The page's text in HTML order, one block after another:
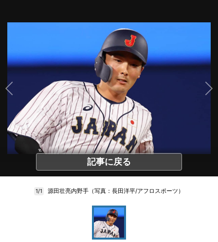
記事に戻る
1/1 源田壮亮内野手（写真：長田洋平/アフロスポーツ）